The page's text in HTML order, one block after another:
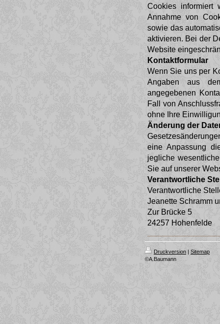
Cookies informiert
Annahme von
sowie das
aktivieren. Bei der
Website
Kontaktformular
Wenn Sie uns per
Angaben aus
angegebenen
Fall von
ohne Ihre
Änderung der
eine Anpassung
jegliche
Sie auf unserer
Verantwortliche
Verantwortliche
Jeanette Schramm
Zur Brücke 5
24257 Hohenfelde
Druckversion | Sitemap
©A.Baumann